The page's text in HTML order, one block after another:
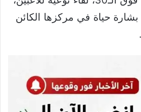
بشارة حياة في مركزها الكائن